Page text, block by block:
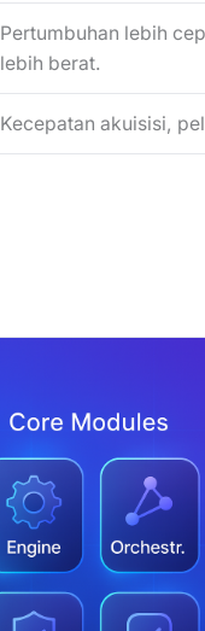
Pertumbuhan lebih
lebih berat.
Kecepatan akuisisi,